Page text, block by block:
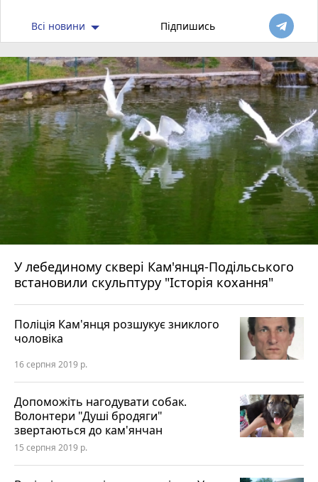
Всі новини Підпишись
У лебединому сквері Кам'янця-Подільського
встановили скульптуру "Історія кохання"
Поліція Кам'янця розшукує зниклого
чоловіка
16 серпня 2019 р.
Допоможіть нагодувати собак.
Волонтери "Душі бродяги"
звертаються до кам'янчан
15 серпня 2019 р.